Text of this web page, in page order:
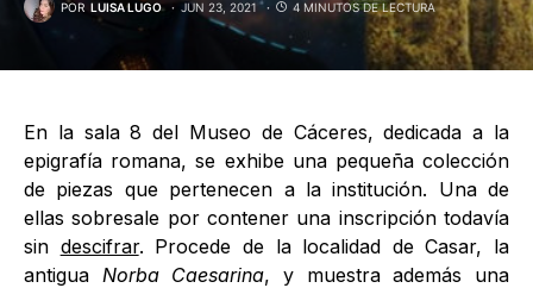
POR LUISA LUGO JUN 23, 2021 4 MINUTOS DE LECTURA
En la sala 8 del Museo de Cáceres, dedicada a la
epigrafía romana, se exhibe una pequeña colección
de piezas que pertenecen a la institución. Una de
ellas sobresale por contener una inscripción todavía
sin descifrar. Procede de la localidad de Casar, la
antigua Norba Caesarina, y muestra además una